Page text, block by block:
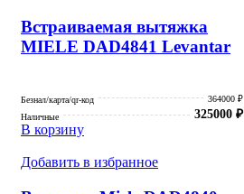
Встраиваемая вытяжка
MIELE DAD4841 Levantar
Безнал/карта/qr-код
364000 ₽
Наличные
325000 ₽
В корзину
Добавить в избранное